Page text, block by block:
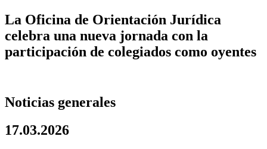
La Oficina de Orientación Jurídica
celebra una nueva jornada con la
participación de colegiados como oyentes
Noticias generales
17.03.2026